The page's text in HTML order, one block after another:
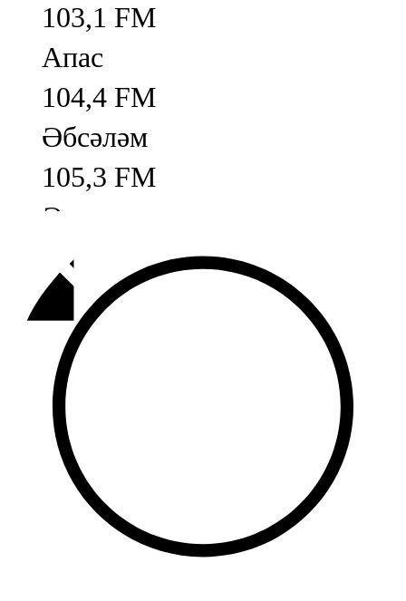
103,1 FM
Апас
104,4 FM
Әбсәләм
105,3 FM
Әлмәт
92,9 FM
Базарлы матак
107,1 FM
Балык бистәсе
104,9 FM
Баулы
107,5 FM
Биләр